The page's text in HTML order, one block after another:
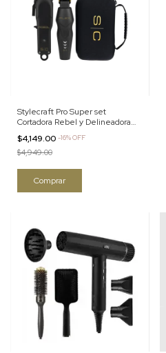
Stylecraft Pro Super set
Cortadora Rebel y Delineadora
$4,149.00 -16%OFF
$4,949.00